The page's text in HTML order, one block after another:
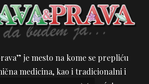
je mesto na kome se prepliću
medicina, kao i tradicionalni i